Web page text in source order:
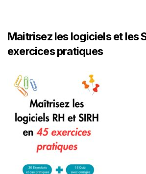
Maitrisez les logiciels et les
exercices pratiques